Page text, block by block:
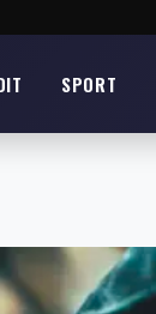
SPORT